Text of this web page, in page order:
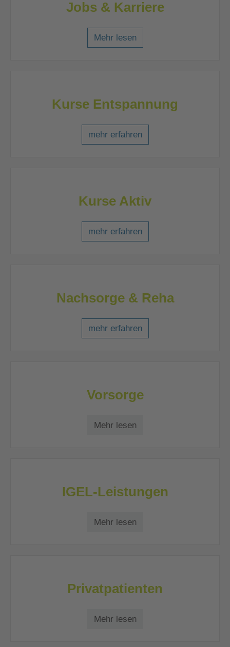
Jobs & Karriere
Mehr lesen
Kurse Entspannung
mehr erfahren
Kurse Aktiv
mehr erfahren
Nachsorge & Reha
mehr erfahren
Vorsorge
Mehr lesen
IGEL-Leistungen
Mehr lesen
Privatpatienten
Mehr lesen